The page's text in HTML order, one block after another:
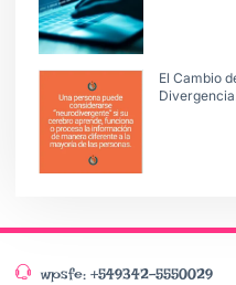
El Cambio
Divergencia.
wpsfe: +549342-5550029